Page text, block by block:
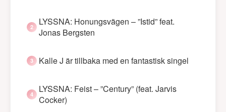
LYSSNA: Honungsvägen – ”Istid” feat.
Jonas Bergsten
Kalle J är tillbaka med en fantastisk singel
LYSSNA: Feist – ”Century” (feat. Jarvis
Cocker)